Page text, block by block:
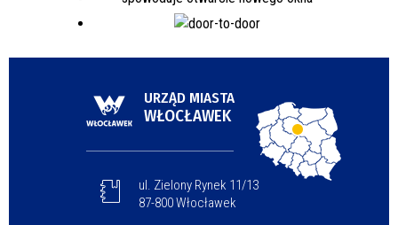
URZĄD MIASTA
WŁOCŁAWEK
ul. Zielony Rynek 11/13
87-800 Włocławek